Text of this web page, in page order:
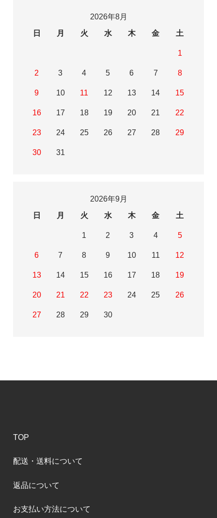
2026年8月
日
月 火 水 木 金 土
1
2 3 4 5 6 7 8
9 10 11 12 13 14 15
16 17 18 19 20 21 22
23 24 25 26 27 28 29
30 31
2026年9月
日
月 火 水 木 金 土
1 2 3 4 5
6 7 8 9 10 11 12
13 14 15 16 17 18 19
20 21 22 23 24 25 26
27 28 29 30
TOP
配送・送料について
返品について
お支払い方法について